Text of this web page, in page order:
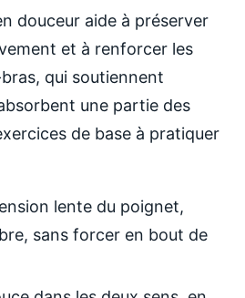
douceur aide à préserver
et à renforcer les
qui soutiennent
une partie des
de base à pratiquer
lente du poignet,
sans forcer en bout de